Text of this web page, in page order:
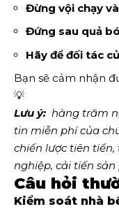
Đừng vội chạy
Đứng sau quả
Hãy để đối tác
Bạn sẽ cảm nhận
💡
Lưu ý:
hàng trăm
tin miễn phí của
chiến lược tiên
nghiệp, cải tiến
Câu hỏi
Kiểm soát nhà